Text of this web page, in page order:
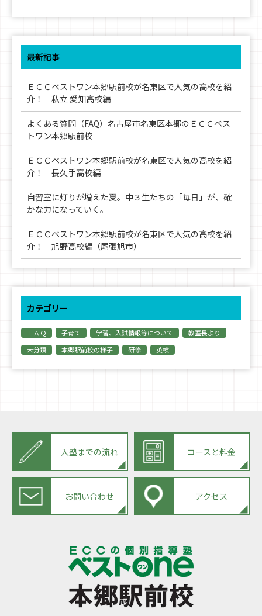
最新記事
ＥＣＣベストワン本郷駅前校が名東区で人気の高校を紹
介！ 私立 愛知高校編
よくある質問（FAQ）名古屋市名東区本郷のＥＣＣベス
トワン本郷駅前校
ＥＣＣベストワン本郷駅前校が名東区で人気の高校を紹
介！ 長久手高校編
自習室に灯りが増えた夏。中３生たちの「毎日」が、確
かな力になっていく。
ＥＣＣベストワン本郷駅前校が名東区で人気の高校を紹
介！ 旭野高校編（尾張旭市）
カテゴリー
ＦＡＱ 子育て 学習、入試情報等について
教室長より
未分類
本郷駅前校の様子 研修 英検
入塾までの流れ コースと料金
お問い合わせ アクセス